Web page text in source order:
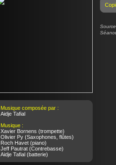
Musique composée par :
Aidje Tafial
Musique :
Xavier Bornens (trompette)
Olivier Py (Saxophones, flûtes)
Roch Havet (piano)
Jeff Pautrat (Contrebasse)
Aidje Tafial (batterie)